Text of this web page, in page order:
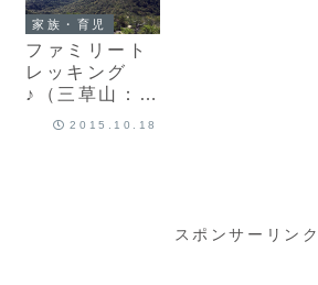
家族・育児
ファミリート
レッキング
♪（三草山：三
草コース〜三
2015.10.18
スポンサーリンク